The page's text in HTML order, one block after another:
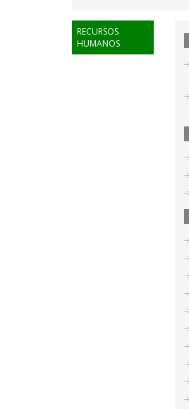
RECURSOS
HUMANOS